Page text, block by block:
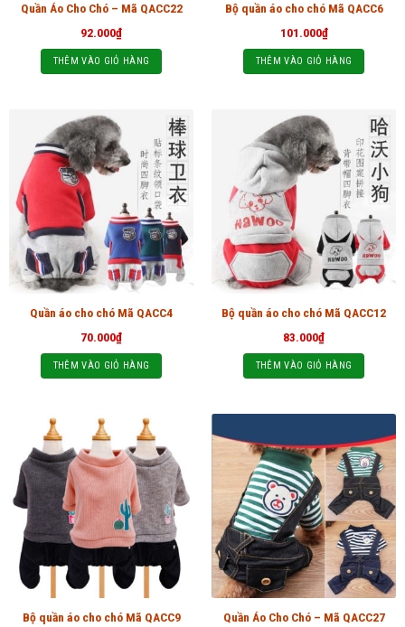
Quần Áo Cho Chó – Mã QACC22
92.000₫
THÊM VÀO GIỎ HÀNG
Bộ quần áo cho chó Mã QACC6
101.000₫
THÊM VÀO GIỎ HÀNG
Quần áo cho chó Mã QACC4
70.000₫
THÊM VÀO GIỎ HÀNG
Bộ quần áo cho chó Mã QACC12
83.000₫
THÊM VÀO GIỎ HÀNG
Bộ quần áo cho chó Mã QACC9
Quần Áo Cho Chó – Mã QACC27